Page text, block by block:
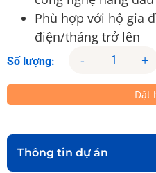
Phù hợp với hộ gia
điện/tháng trở lên
Số lượng: - +
Đặt
Thông tin dự án